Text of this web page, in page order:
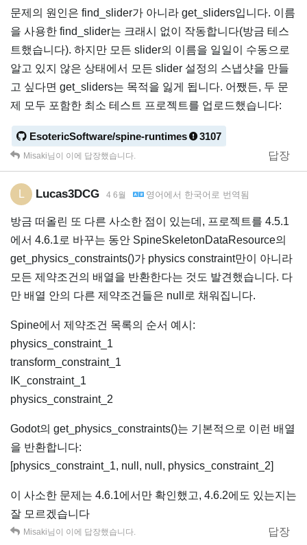
문제의 원인은 find_slider가 아니라 get_sliders입니다. 이름
을 사용한 find_slider는 크래시 없이 작동합니다(방금 테스
트했습니다). 하지만 모든 slider의 이름을 일일이 수동으로
알고 있지 않은 상태에서 모든 slider 설정의 스냅샷을 만들
고 싶다면 get_sliders는 목적을 잃게 됩니다. 어쨌든, 두 문
제 모두 포함한 최소 테스트 프로젝트를 업로드했습니다:
EsotericSoftware/spine-runtimes
3107
답장
Misaki님이 이에 답장했습니다.
Lucas3DCG 4 6월 영어 에서 한국어 로 번역됨
방금 떠올린 또 다른 사소한 점이 있는데, 프로젝트를 4.5.1
에서 4.6.1로 바꾸는 동안 SpineSkeletonDataResource의
get_physics_constraints()가 physics constraint만이 아니라
모든 제약조건의 배열을 반환한다는 것도 발견했습니다. 다
만 배열 안의 다른 제약조건들은 null로 채워집니다.
Spine에서 제약조건 목록의 순서 예시:
physics_constraint_1
transform_constraint_1
IK_constraint_1
physics_constraint_2
Godot의 get_physics_constraints()는 기본적으로 이런 배열
을 반환합니다:
[physics_constraint_1, null, null, physics_constraint_2]
이 사소한 문제는 4.6.1에서만 확인했고, 4.6.2에도 있는지는
잘 모르겠습니다
답장
Misaki님이 이에 답장했습니다.